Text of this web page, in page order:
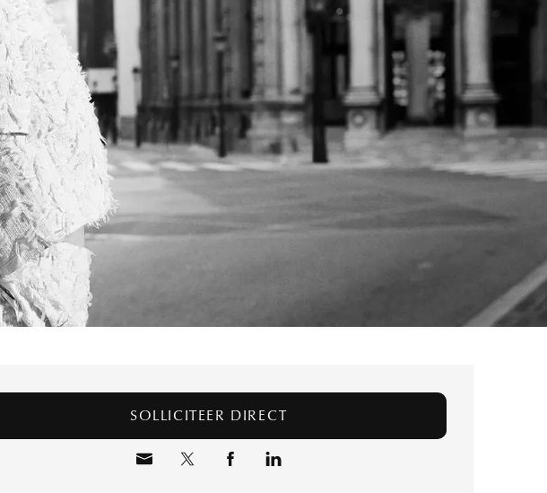
Achternaam
je CV
KIES BESTAND
(optioneel)
VERSTUUR
SOLLICITEER DIRECT